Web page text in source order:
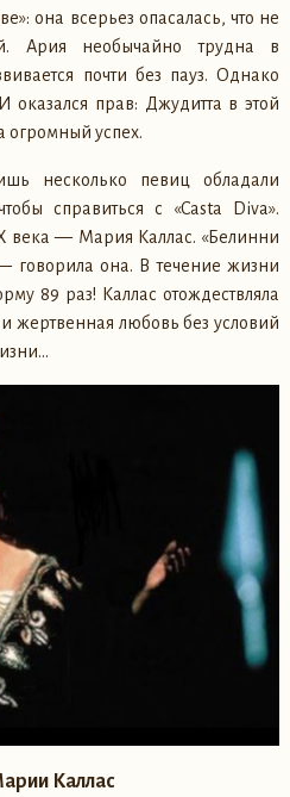
она всерьез опасалась, что не
Ария необычайно трудна в
почти без пауз. Однако
оказался прав: Джудитта в этой
огромный успех.
несколько певиц обладали
справиться с «Casta Diva».
века — Мария Каллас. «Белинни
говорила она. В течение жизни
89 раз! Каллас отождествляла
жертвенная любовь без условий
Каллас